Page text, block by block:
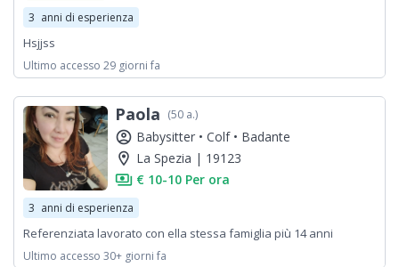
3 anni di esperienza
Hsjjss
Ultimo accesso 29 giorni fa
Paola (50 a.)
account_circle Babysitter • Colf • Badante
location_on La Spezia | 19123
payments € 10-10 Per ora
3 anni di esperienza
Referenziata lavorato con ella stessa famiglia più 14 anni
Ultimo accesso 30+ giorni fa